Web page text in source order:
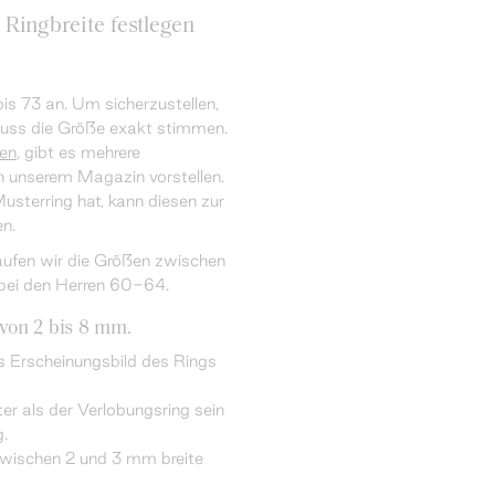
festlegen
73 an. Um sicherzustellen,
die Größe exakt stimmen.
, gibt es mehrere
unserem Magazin vorstellen.
hat, kann diesen zur
wir die Größen zwischen
den Herren 60-64.
2 bis 8 mm.
Erscheinungsbild des Rings
als der Verlobungsring sein
2 und 3 mm breite